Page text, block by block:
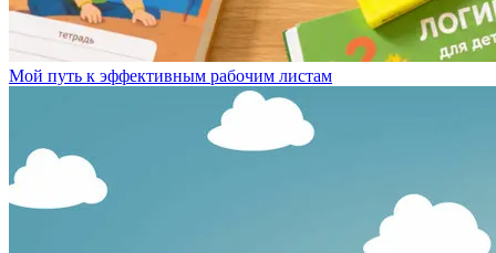
Мой путь к эффективным рабочим листам